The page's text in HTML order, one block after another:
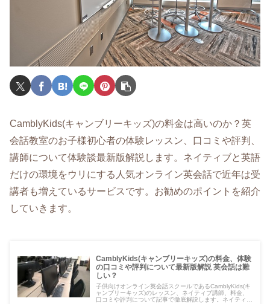
CamblyKids(キャンブリーキッズ)の料金は高いのか？英
会話教室のお子様初心者の体験レッスン、口コミや評判、
講師について体験談最新版解説します。ネイティブと英語
だけの環境をウリにする人気オンライン英会話で近年は受
講者も増えているサービスです。お勧めのポイントを紹介
していきます。
CamblyKids(キャンブリーキッズ)の料金、体験
の口コミや評判について最新版解説 英会話は難
しい？
子供向けオンライン英会話スクールであるCamblyKids(キ
ャンブリーキッズ)のレッスン、ネイティブ講師、料金、
口コミや評判について記事で徹底解説します。ネイティブ